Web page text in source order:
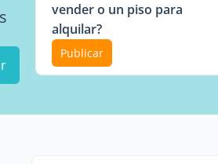
vender o un piso para
alquilar?
Publicar